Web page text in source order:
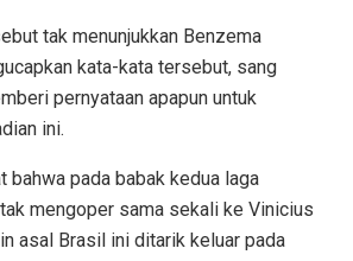
tak menunjukkan Benzema
kata-kata tersebut, sang
pernyataan apapun untuk
ini.
bahwa pada babak kedua laga
mengoper sama sekali ke Vinicius
asal Brasil ini ditarik keluar pada